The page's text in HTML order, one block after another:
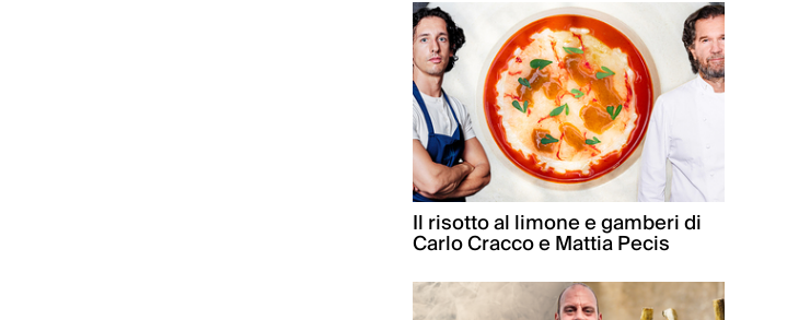
Il risotto al limone e gamberi di
Carlo Cracco e Mattia Pecis